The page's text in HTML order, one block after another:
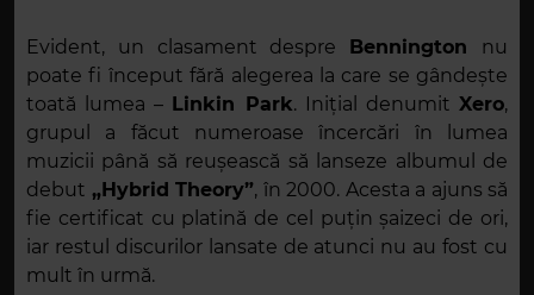
Evident, un clasament despre Bennington nu
poate fi început fără alegerea la care se gândește
toată lumea – Linkin Park. Inițial denumitXero,
grupul a făcut numeroase încercări în lumea
muzicii până să reușească să lanseze albumul de
debut „Hybrid Theory”, în 2000. Acesta a ajuns să
fie certificat cu platină de cel puțin șaizeci de ori,
iar restul discurilor lansate de atunci nu au fost cu
mult în urmă.